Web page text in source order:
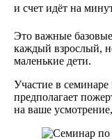
и счет идёт на
Это важные
каждый взрослый,
маленькие дети.
Участие в
предполагает
на ваше